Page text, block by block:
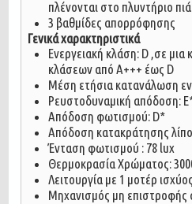
πλένονται στο πλυντήριο
3 βαθμίδες απορρόφησης
Γενικά χαρακτηριστικά
Ενεργειακή κλάση: D ,σε μια
κλάσεων από Α+++ έως D
Μέση ετήσια κατανάλωση
Ρευστοδυναμική απόδοση:
Απόδοση φωτισμού: D*
Απόδοση κατακράτησης
Ένταση φωτισμού : 78 lux
Θερμοκρασία Χρώματος:
Λειτουργία με 1 μοτέρ
Μηχανισμός μη επιστροφής